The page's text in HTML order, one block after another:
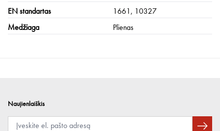
EN standartas 1661, 10327
Medžiaga Plienas
Naujienlaiškis